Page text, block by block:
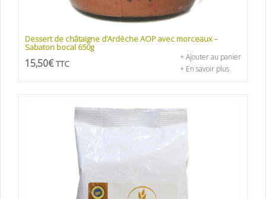
Dessert de châtaigne d’Ardèche AOP avec morceaux –
Sabaton bocal 650g
15,50€ TTC
+ Ajouter au panier
+ En savoir plus